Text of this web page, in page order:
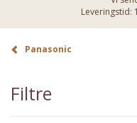
Leveringstid:
Panasonic
Filtre